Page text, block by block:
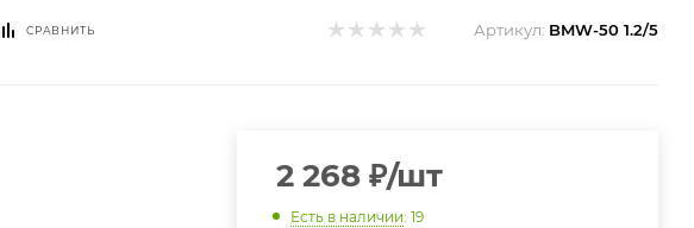
СРАВНИТЬ Артикул: BMW-50 1.2/5
2 268₽/шт
Есть в наличии: 19